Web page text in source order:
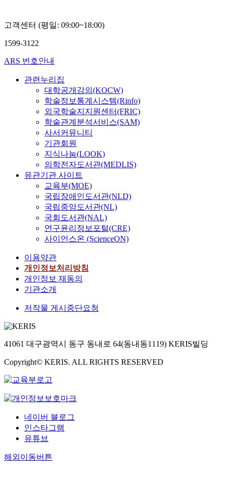
고객센터 (평일: 09:00~18:00)
1599-3122
ARS 번호안내
관련누리집
대학공개강의(KOCW)
학술정보통계시스템(Rinfo)
외국학술지지원센터(FRIC)
학술관계분석서비스(SAM)
사서커뮤니티
기관회원
지식나눔(LOOK)
의학전자도서관(MEDLIS)
유관기관 사이트
교육부(MOE)
국립장애인도서관(NLD)
국립중앙도서관(NL)
국회도서관(NAL)
연구윤리정보포털(CRE)
사이언스온 (ScienceON)
이용약관
개인정보처리방침
개인정보 재동의
기관소개
저작물 게시중단요청
41061 대구광역시 동구 동내로 64(동내동1119) KERIS빌딩
Copyright© KERIS. ALL RIGHTS RESERVED
네이버 블로그
인스타그램
유튜브
해외이동버튼